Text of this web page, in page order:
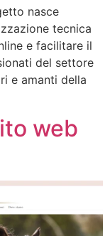
nasce
tecnica
e facilitare il
del settore
e amanti della
web